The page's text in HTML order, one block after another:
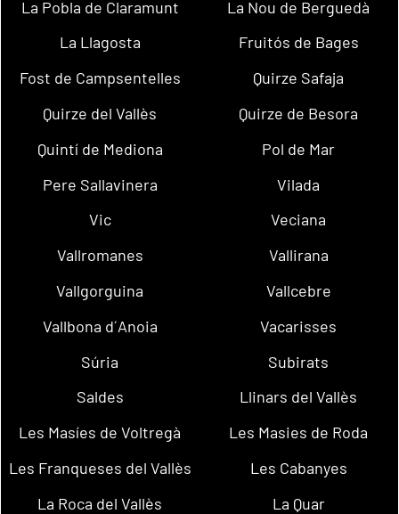
La Pobla de Claramunt
La Nou de Berguedà
La Llagosta
Fruitós de Bages
Fost de Campsentelles
Quirze Safaja
Quirze del Vallès
Quirze de Besora
Quintí de Mediona
Pol de Mar
Pere Sallavinera
Vilada
Vic
Veciana
Vallromanes
Vallirana
Vallgorguina
Vallcebre
Vallbona d´Anoia
Vacarisses
Súria
Subirats
Saldes
Llinars del Vallès
Les Masíes de Voltregà
Les Masies de Roda
Les Franqueses del Vallès
Les Cabanyes
La Roca del Vallès
La Quar